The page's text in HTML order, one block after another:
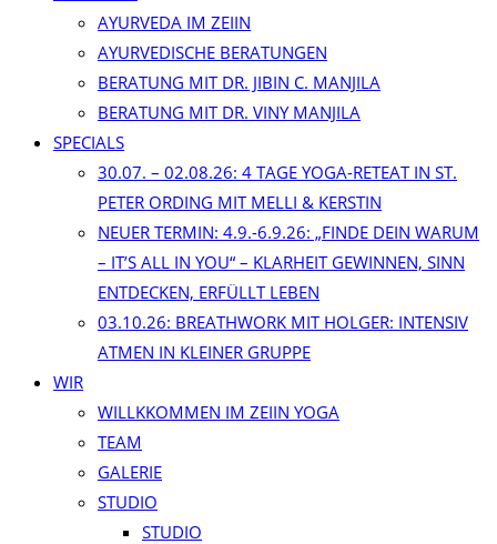
AYURVEDA IM ZEIIN
AYURVEDISCHE BERATUNGEN
BERATUNG MIT DR. JIBIN C. MANJILA
BERATUNG MIT DR. VINY MANJILA
SPECIALS
30.07. – 02.08.26: 4 TAGE YOGA-RETEAT IN ST.
PETER ORDING MIT MELLI & KERSTIN
NEUER TERMIN: 4.9.-6.9.26: „FINDE DEIN WARUM
– IT’S ALL IN YOU“ – KLARHEIT GEWINNEN, SINN
ENTDECKEN, ERFÜLLT LEBEN
03.10.26: BREATHWORK MIT HOLGER: INTENSIV
ATMEN IN KLEINER GRUPPE
WIR
WILLKKOMMEN IM ZEIIN YOGA
TEAM
GALERIE
STUDIO
STUDIO